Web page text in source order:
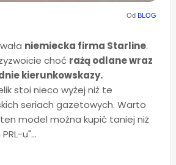
Od BLOG
niemiecka firma Starline.
choć rażą odlane wraz
kierunkowskazy.
stoi nieco wyżej niż te
seriach gazetowych. Warto
model można kupić taniej niż
u"...